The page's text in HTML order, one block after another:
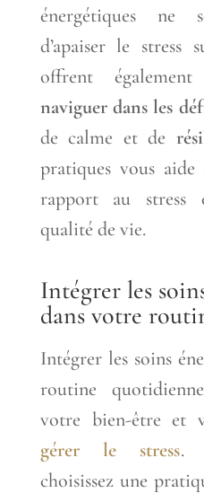
énergétiques ne
d’apaiser le
offrent
naviguer dans les
de calme et de
pratiques vous
rapport au stress
qualité de vie.
Intégrer les
dans votre
Intégrer les soins
routine
votre bien-être et
gérer le stress.
choisissez une